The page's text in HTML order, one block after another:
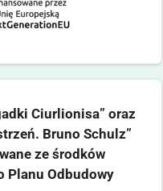
Ciurlionisa” oraz
Bruno Schulz”
ze środków
Planu Odbudowy